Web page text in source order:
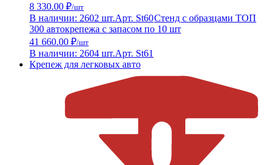
8 330.00 ₽/шт
В наличии: 2602 шт.Арт. St60Стенд с образцами ТОП
300 автокрепежа с запасом по 10 шт
41 660.00 ₽/шт
В наличии: 2604 шт.Арт. St61
Крепеж для легковых авто